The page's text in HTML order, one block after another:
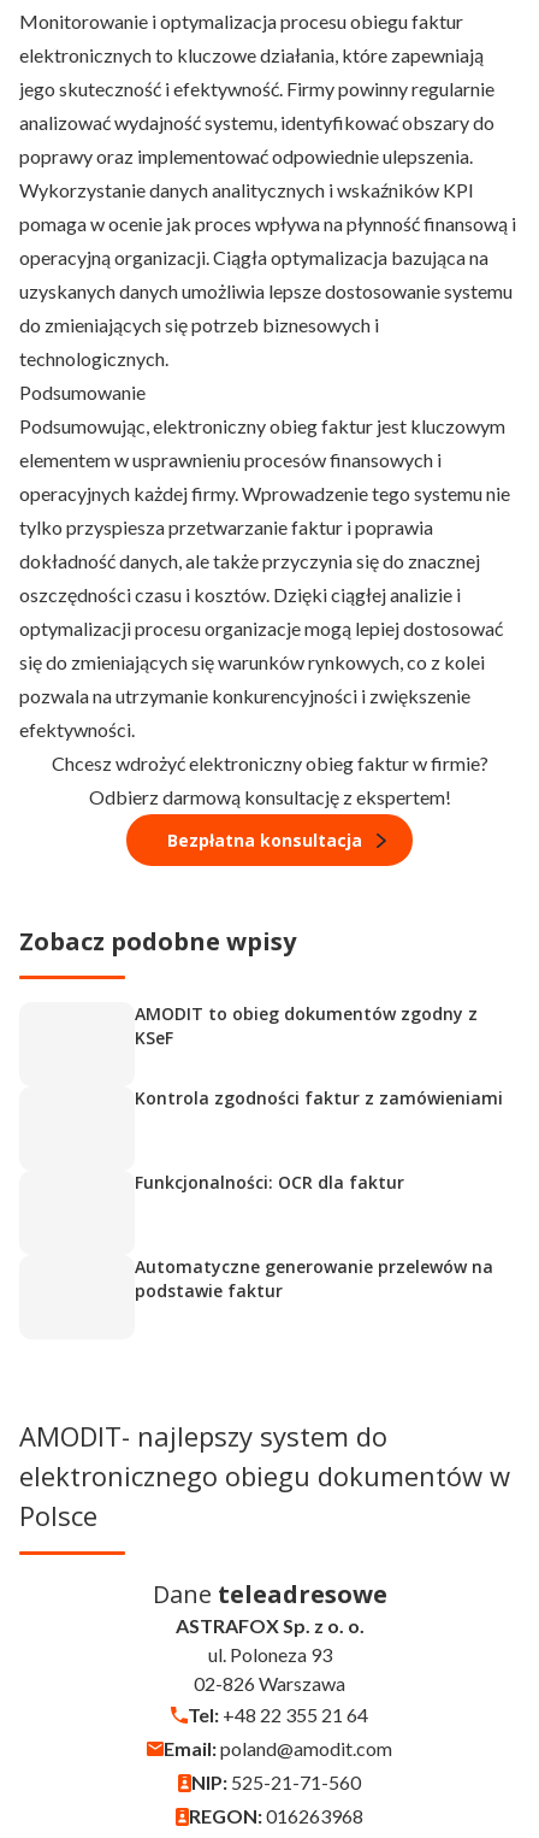
Monitorowanie i optymalizacja procesu obiegu faktur
elektronicznych to kluczowe działania, które zapewniają
jego skuteczność i efektywność. Firmy powinny regularnie
analizować wydajność systemu, identyfikować obszary do
poprawy oraz implementować odpowiednie ulepszenia.
Wykorzystanie danych analitycznych i wskaźników KPI
pomaga w ocenie jak proces wpływa na płynność finansową i
operacyjną organizacji. Ciągła optymalizacja bazująca na
uzyskanych danych umożliwia lepsze dostosowanie systemu
do zmieniających się potrzeb biznesowych i
technologicznych.
Podsumowanie
Podsumowując, elektroniczny obieg faktur jest kluczowym
elementem w usprawnieniu procesów finansowych i
operacyjnych każdej firmy. Wprowadzenie tego systemu nie
tylko przyspiesza przetwarzanie faktur i poprawia
dokładność danych, ale także przyczynia się do znacznej
oszczędności czasu i kosztów. Dzięki ciągłej analizie i
optymalizacji procesu organizacje mogą lepiej dostosować
się do zmieniających się warunków rynkowych, co z kolei
pozwala na utrzymanie konkurencyjności i zwiększenie
efektywności.
Chcesz wdrożyć elektroniczny obieg faktur w firmie?
Odbierz darmową konsultację z ekspertem!
Bezpłatna konsultacja
Zobacz podobne wpisy
AMODIT to obieg dokumentów zgodny z
KSeF
Kontrola zgodności faktur z zamówieniami
Funkcjonalności: OCR dla faktur
Automatyczne generowanie przelewów na
podstawie faktur
AMODIT- najlepszy system do
elektronicznego obiegu dokumentów w
Polsce
Dane teleadresowe
ASTRAFOX Sp. z o. o.
ul. Poloneza 93
02-826 Warszawa
Tel: +48 22 355 21 64
Email:poland@amodit.com
NIP: 525-21-71-560
REGON:016263968